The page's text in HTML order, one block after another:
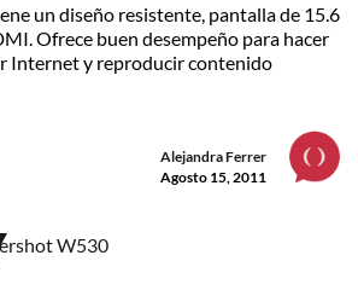
un diseño resistente, pantalla de 15.6
Ofrece buen desempeño para hacer
Internet y reproducir contenido
Alejandra Ferrer
Agosto 15, 2011